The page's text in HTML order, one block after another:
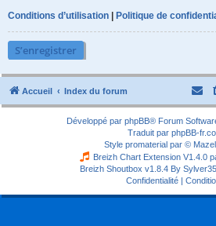
Conditions d’utilisation | Politique de
S’enregistrer
Accueil Index du forum
Développé par phpBB® Forum
Traduit par phpBB-
Style promaterial par ©
Breizh Chart Extension V1.4.0
Breizh Shoutbox v1.8.4 By
Confidentialité|